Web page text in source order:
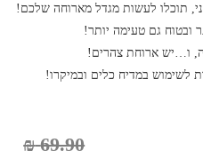
תוכלו לעשות מגדל מארוחה שלכם!
ובטוח גם טעימה יותר!
לשימוש במדיח כלים ובמיקרו!
69.90
₪